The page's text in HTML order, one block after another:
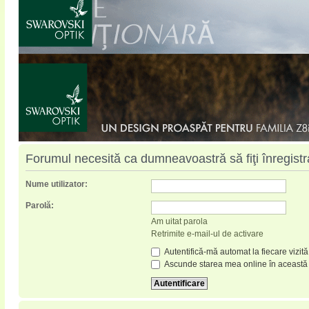
Forumul necesită ca dumneavoastră să fiţi
Nume utilizator:
Parolă:
Am uitat parola
Retrimite e-mail-ul de activare
Autentifică-mă automat la fiecare vizită
Ascunde starea mea online în